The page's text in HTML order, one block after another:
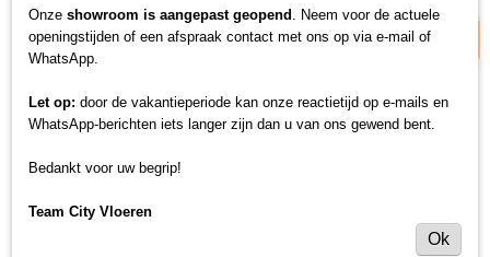
Onze showroom is aangepast geopend . Neem voor de actuele
openingstijden of een afspraak contact met ons op via e-mail of
WhatsApp.
Let op: door de vakantieperiode kan onze reactietijd op e-mails en
WhatsApp-berichten iets langer zijn dan u van ons gewend bent.
Bedankt voor uw begrip!
Team City Vloeren
Ok